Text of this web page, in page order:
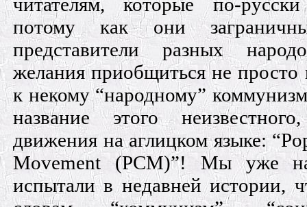
потому как они
представители разных
желания приобщиться не просто
к некому “народному”
название этого
движения на аглицком языке:
Мovement (PCM)”! Мы уже
испытали в недавней истории,